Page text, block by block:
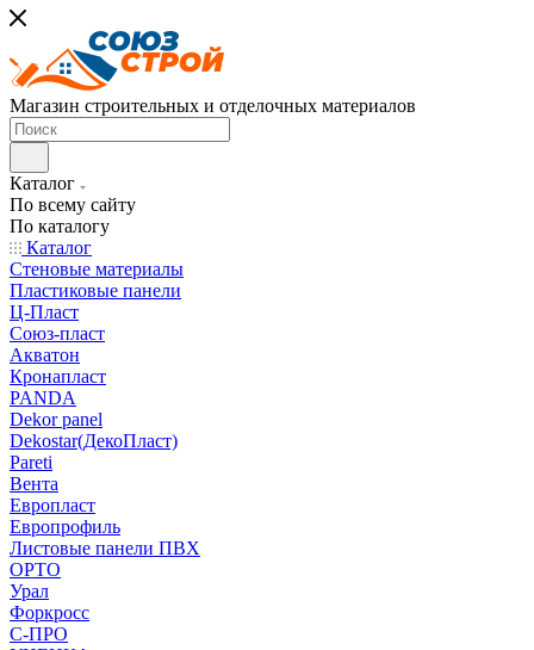
Магазин строительных и отделочных материалов
Каталог
По всему сайту
По каталогу
Каталог
Стеновые материалы
Пластиковые панели
Ц-Пласт
Союз-пласт
Акватон
Кронапласт
PANDA
Dekor panel
Dekostar(ДекоПласт)
Pareti
Вента
Европласт
Европрофиль
Листовые панели ПВХ
ОРТО
Урал
Форкросс
С-ПРО